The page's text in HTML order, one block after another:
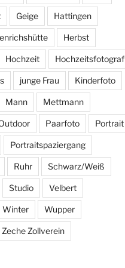
Geige Hattingen
Herbst
Hochzeit Hochzeitsfotograf
junge Frau Kinderfoto
Mann Mettmann
Paarfoto Portrait
Portraitspaziergang
Ruhr Schwarz/Weiß
Studio Velbert
Winter Wupper
Zeche Zollverein